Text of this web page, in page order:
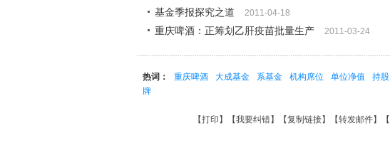
基金季报探究之道 2011-04-18
重庆啤酒：正筹划乙肝疫苗批量生产 2011-03-24
热词： 重庆啤酒 大成基金 系基金 机构席位 单位净值 持股
牌
【打印 】【我要纠错】【复制链接】【转发邮件】【